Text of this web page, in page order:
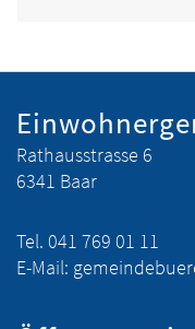
Fusszeile
Rathausstrasse 6
6341 Baar
Tel. 041 769 01 11
E-Mail: